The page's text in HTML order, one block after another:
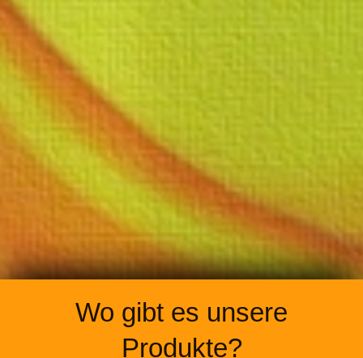
Wo gibt es unsere
Produkte?